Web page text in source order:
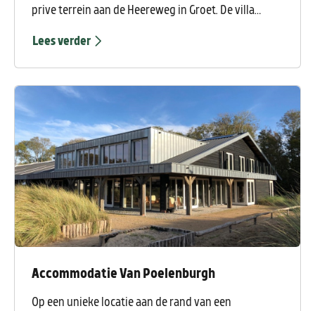
prive terrein aan de Heereweg in Groet. De villa
uitzicht over het terras. Zeer royale tuin en
uitgestrekte landerijen van Catrijp & Schoorl. Achter
de villa bevindt zich een riant terras met een grote
spelen. Let wel op met kleine kinderen want in de
tuin bevindt zich een vijver. U kunt Villa Catrijp****
ook huren in combinatie met vakantiebungalow
Catrijp voor 4 personen.
Lees verder
Accommodatie Van Poelenburgh
Op een unieke locatie aan de rand van een